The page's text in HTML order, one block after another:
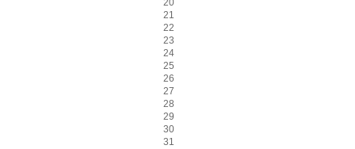
20
21
22
23
24
25
26
27
28
29
30
31